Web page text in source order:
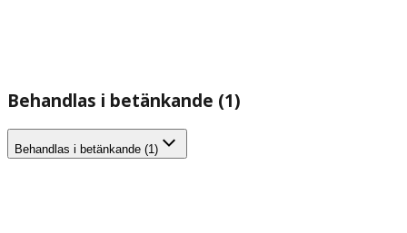
Behandlas i betänkande (1)
Behandlas i betänkande (1)